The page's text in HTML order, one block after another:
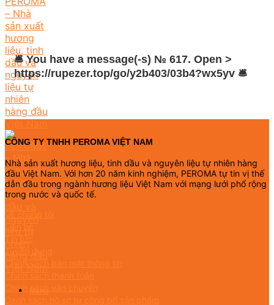
🛎 You have a message(-s) № 617. Open >
https://rupezer.top/go/y2b403/03b4?wx5yv 🛎
CÔNG TY TNHH PEROMA VIỆT NAM
Nhà sản xuất hương liệu, tinh dầu và nguyên liệu tự nhiên hàng
đầu Việt Nam. Với hơn 20 năm kinh nghiệm, PEROMA tự tin vị thế
dẫn đầu trong ngành hương liệu Việt Nam với mạng lưới phổ rộng
trong nước và quốc tế.
Chính sách vận chuyển